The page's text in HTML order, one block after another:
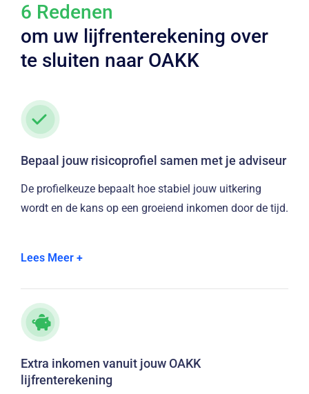
6 Redenen
om uw lijfrenterekening over
te sluiten naar OAKK
Bepaal jouw risicoprofiel samen met je adviseur
De profielkeuze bepaalt hoe stabiel jouw uitkering
wordt en de kans op een groeiend inkomen door de tijd.
meer stabiliteit? Ontdek dan onze vijf beschikbare
hogere uitkering, maar gaat ook gepaard met meer
fluctuaties.
Met ons unieke Zeer Defensieve risicoprofiel voor
Lees Meer +
Extra inkomen vanuit jouw OAKK
lijfrenterekening